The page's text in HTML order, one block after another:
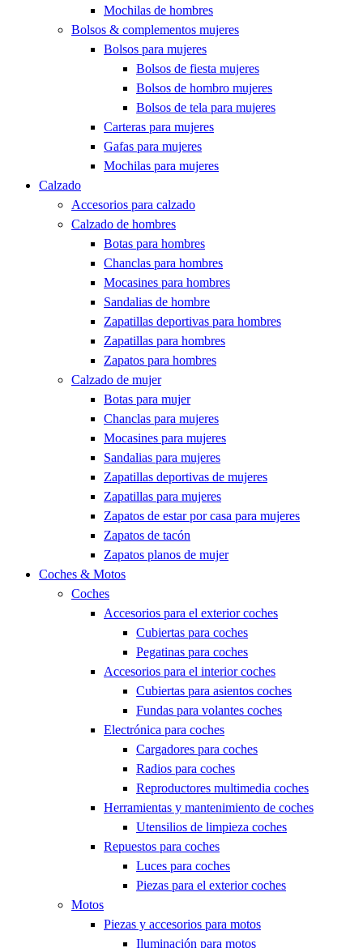
Mochilas de hombres
Bolsos & complementos mujeres
Bolsos para mujeres
Bolsos de fiesta mujeres
Bolsos de hombro mujeres
Bolsos de tela para mujeres
Carteras para mujeres
Gafas para mujeres
Mochilas para mujeres
Calzado
Accesorios para calzado
Calzado de hombres
Botas para hombres
Chanclas para hombres
Mocasines para hombres
Sandalias de hombre
Zapatillas deportivas para hombres
Zapatillas para hombres
Zapatos para hombres
Calzado de mujer
Botas para mujer
Chanclas para mujeres
Mocasines para mujeres
Sandalias para mujeres
Zapatillas deportivas de mujeres
Zapatillas para mujeres
Zapatos de estar por casa para mujeres
Zapatos de tacón
Zapatos planos de mujer
Coches & Motos
Coches
Accesorios para el exterior coches
Cubiertas para coches
Pegatinas para coches
Accesorios para el interior coches
Cubiertas para asientos coches
Fundas para volantes coches
Electrónica para coches
Cargadores para coches
Radios para coches
Reproductores multimedia coches
Herramientas y mantenimiento de coches
Utensilios de limpieza coches
Repuestos para coches
Luces para coches
Piezas para el exterior coches
Motos
Piezas y accesorios para motos
Iluminación para motos